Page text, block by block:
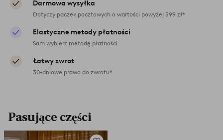
Darmowa wysyłka
Dotyczy paczek pocztowych o wartości powyżej 599 zł*
Elastyczne metody płatności
Sam wybierz metodę płatności
Łatwy zwrot
30-dniowe prawo do zwrotu*
Pasujące części